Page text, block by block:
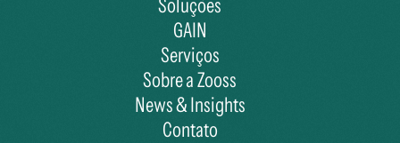
Soluções
GAIN
Serviços
Sobre a Zooss
News & Insights
Contato